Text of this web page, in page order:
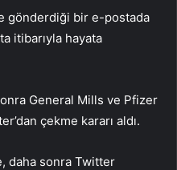
gönderdiği bir e-postada
itibarıyla hayata
General Mills ve Pfizer
çekme kararı aldı.
daha sonra Twitter